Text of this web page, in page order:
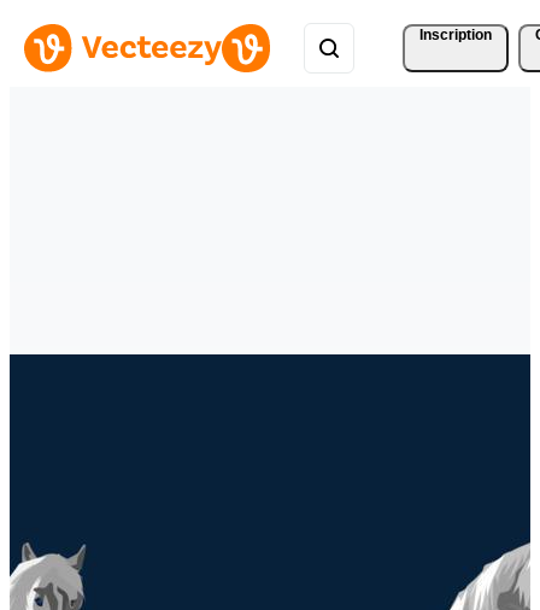
Inscription